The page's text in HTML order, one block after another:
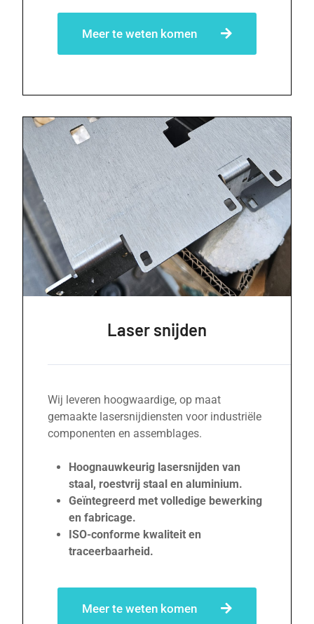
Meer te weten komen
Laser snijden
Wij leveren hoogwaardige, op maat
gemaakte lasersnijdiensten voor industriële
componenten en assemblages.
Hoognauwkeurig lasersnijden van
staal, roestvrij staal en aluminium.
Geïntegreerd met volledige bewerking
en fabricage.
ISO-conforme kwaliteit en
traceerbaarheid.
Meer te weten komen